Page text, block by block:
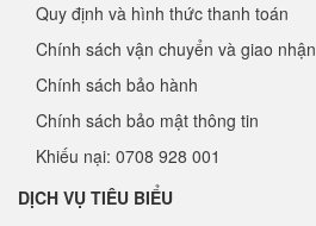
Quy định và hình thức thanh toán
Chính sách vận chuyển và giao nhận
Chính sách bảo hành
Chính sách bảo mật thông tin
Khiếu nại: 0708 928 001
DỊCH VỤ TIÊU BIỂU